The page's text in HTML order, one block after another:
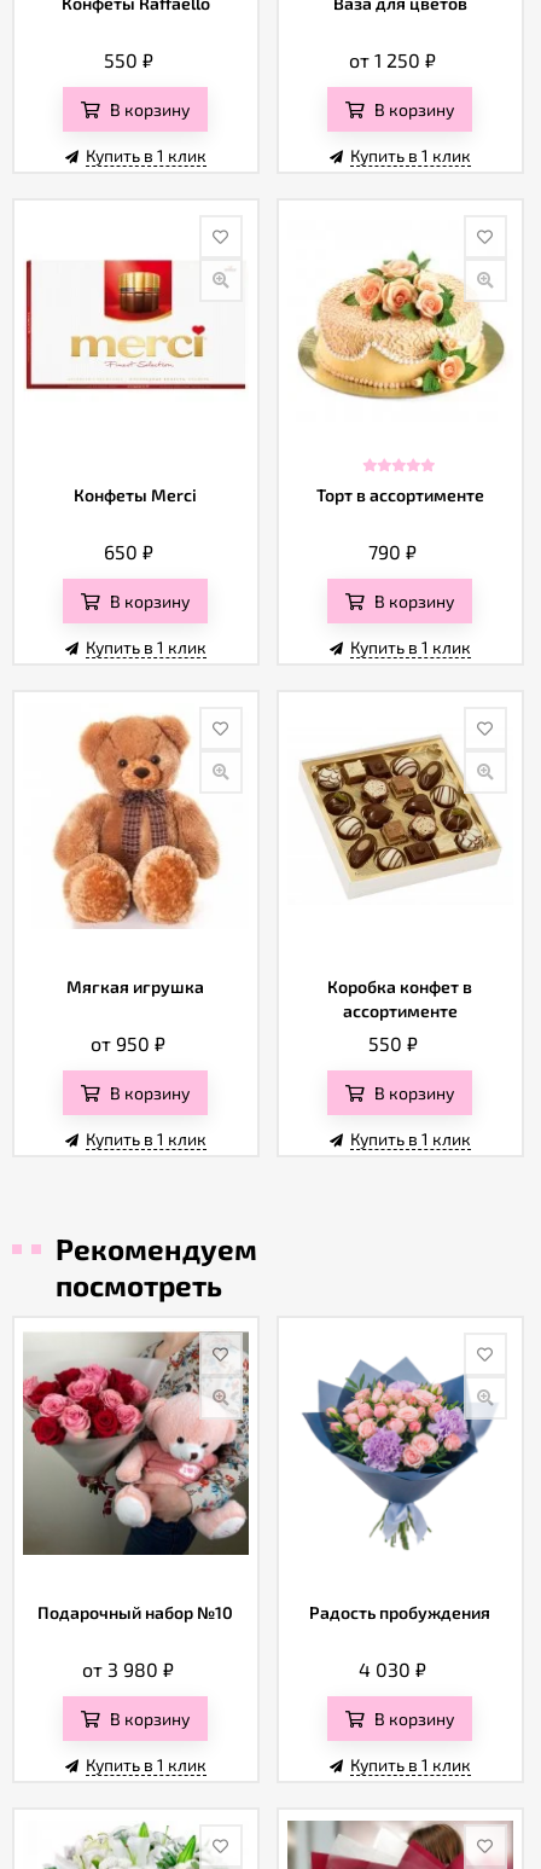
550 ₽
В корзину
Купить в 1 клик
от 1 250₽
В корзину
Купить в 1 клик
Конфеты Merci
650 ₽
В корзину
Купить в 1 клик
Торт в ассортименте
790₽
В корзину
Купить в 1 клик
Мягкая игрушка
от 950₽
В корзину
Купить в 1 клик
Коробка конфет в
ассортименте
550 ₽
В корзину
Купить в 1 клик
Рекомендуем
посмотреть
Подарочный набор №10
от 3 980₽
В корзину
Купить в 1 клик
Радость пробуждения
4 030₽
В корзину
Купить в 1 клик